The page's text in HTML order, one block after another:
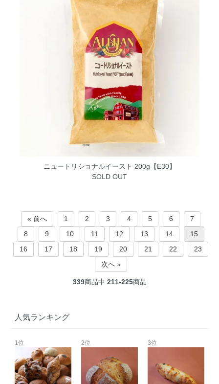
ニュートリショナルイースト 200g【E30】
SOLD OUT
« 前へ 1 2 3 4 5 6
7
8
9 10 11 12 13 14
15
16
17 18 19 20 21 22
23
次へ »
339商品中 211-225商品
人気ランキング
1位 2位 3位